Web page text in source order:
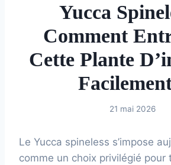
Yucca
Comment
Cette Plante
21 mai 2026
Le Yucca spineless s’impose
comme un choix privilégié pour